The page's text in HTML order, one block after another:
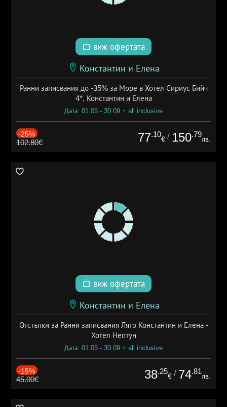
виж офертата
Константин и Елена
Ранни записвания до -35% за Море в Хотел Сириус Бийч
4*, Константин и Елена
Дата: 01.05 - 30.09 + all inclusive
-25%
102.80€ 77.10
€ / 150.79
лв.
виж офертата
Константин и Елена
Отстъпки за Ранни записвания Лято Константин и Елена -
Хотел Нептун
Дата: 01.05 - 30.09 + all inclusive
-15%
45.00€ 38.25
€ / 74.81
лв.